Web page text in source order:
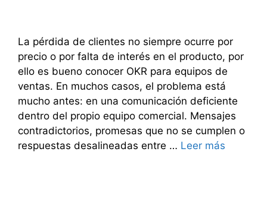
La pérdida de clientes no siempre ocurre por
precio o por falta de interés en el producto, por
ello es bueno conocer OKR para equipos de
ventas. En muchos casos, el problema está
mucho antes: en una comunicación deficiente
dentro del propio equipo comercial. Mensajes
contradictorios, promesas que no se cumplen o
respuestas desalineadas entre … Leer más